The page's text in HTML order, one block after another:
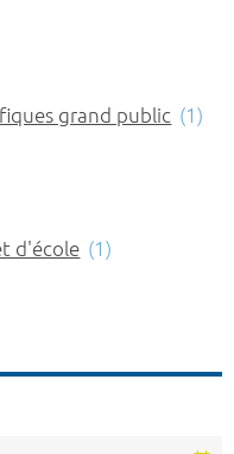
grand public (1)
d'école (1)